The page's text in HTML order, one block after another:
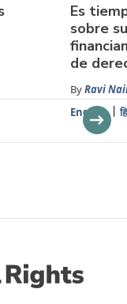
Es
sobre
de
ByRavi
English